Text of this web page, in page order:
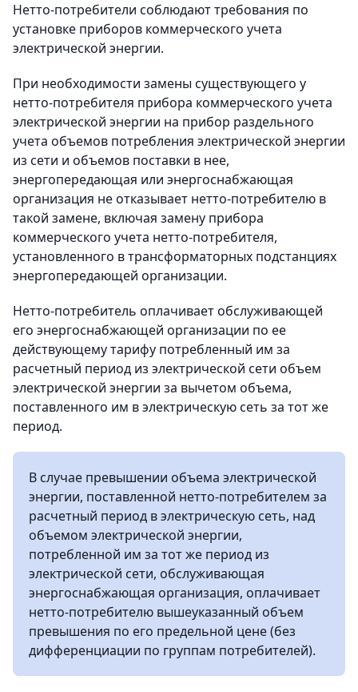
Нетто-потребители соблюдают требования по
установке приборов коммерческого учета
электрической энергии.
При необходимости замены существующего у
нетто-потребителя прибора коммерческого учета
электрической энергии на прибор раздельного
учета объемов потребления электрической энергии
из сети и объемов поставки в нее,
энергопередающая или энергоснабжающая
организация не отказывает нетто-потребителю в
такой замене, включая замену прибора
коммерческого учета нетто-потребителя,
установленного в трансформаторных подстанциях
энергопередающей организации.
Нетто-потребитель оплачивает обслуживающей
его энергоснабжающей организации по ее
действующему тарифу потребленный им за
расчетный период из электрической сети объем
электрической энергии за вычетом объема,
поставленного им в электрическую сеть за тот же
период.
В случае превышении объема электрической
энергии, поставленной нетто-потребителем за
расчетный период в электрическую сеть, над
объемом электрической энергии,
потребленной им за тот же период из
электрической сети, обслуживающая
энергоснабжающая организация, оплачивает
нетто-потребителю вышеуказанный объем
превышения по его предельной цене (без
дифференциации по группам потребителей).